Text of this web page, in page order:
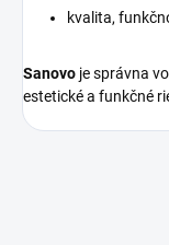
kvalita,
Sanovo je správna
estetické a funkčné